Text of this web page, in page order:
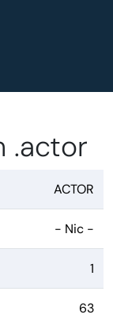
.actor
ACTOR
- Nic -
1
63